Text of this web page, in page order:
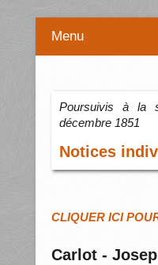
Menu
Poursuivis à la
décembre 1851
Notices
CLIQUER ICI
Carlot -